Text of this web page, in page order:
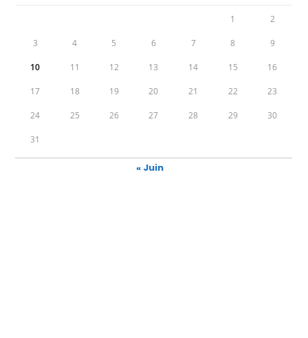
1 2
3 4 5 6 7 8 9
10 11 12 13 14 15 16
17 18 19 20 21 22 23
24 25 26 27 28 29 30
31
« Juin